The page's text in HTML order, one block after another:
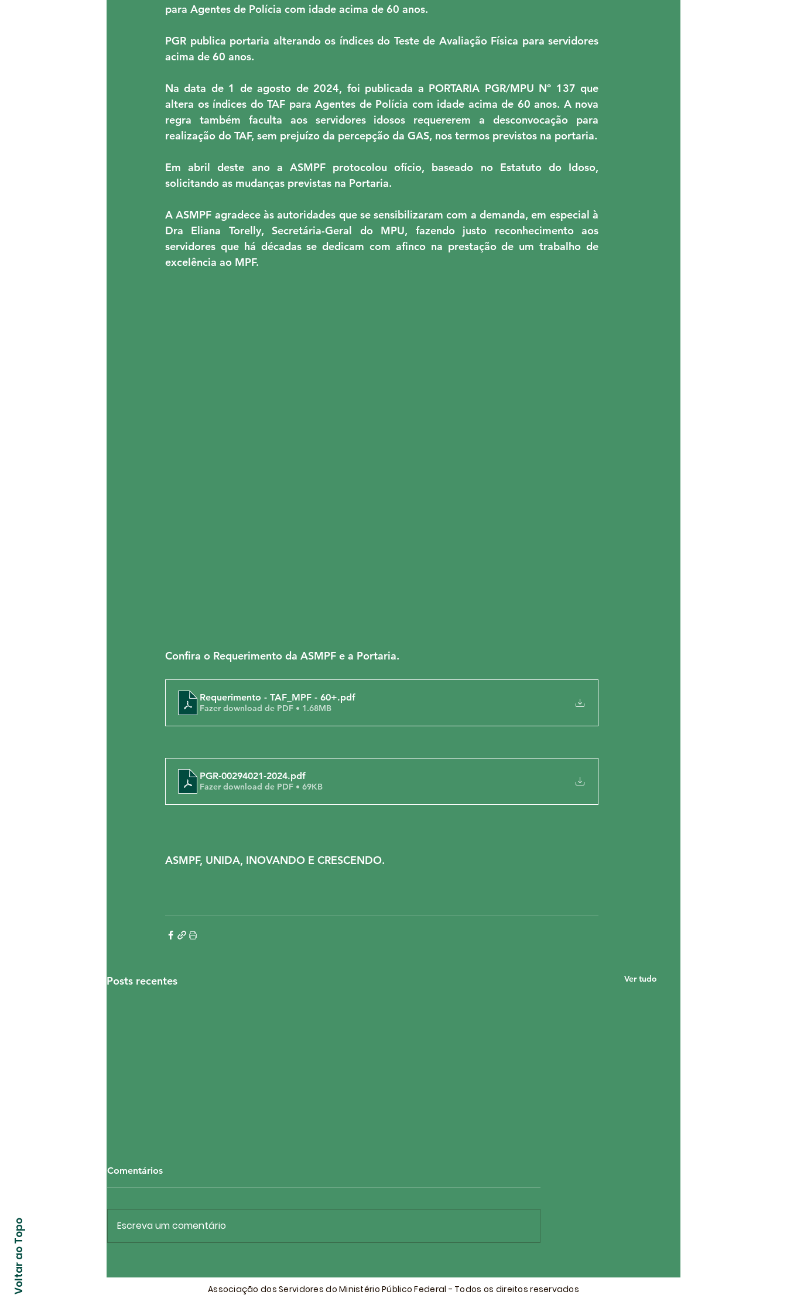
para Agentes de Polícia com idade acima de 60 anos.
PGR publica portaria alterando os índices do Teste de Avaliação Física para servidores
acima de 60 anos.
Na data de 1 de agosto de 2024, foi publicada a PORTARIA PGR/MPU Nº 137 que
altera os índices do TAF para Agentes de Polícia com idade acima de 60 anos. A nova
regra também faculta aos servidores idosos requererem a desconvocação para
realização do TAF, sem prejuízo da percepção da GAS, nos termos previstos na portaria.
Em abril deste ano a ASMPF protocolou ofício, baseado no Estatuto do Idoso,
solicitando as mudanças previstas na Portaria.
A ASMPF agradece às autoridades que se sensibilizaram com a demanda, em especial à
Dra Eliana Torelly, Secretária-Geral do MPU, fazendo justo reconhecimento aos
servidores que há décadas se dedicam com afinco na prestação de um trabalho de
excelência ao MPF.
Confira o Requerimento da ASMPF e a Portaria.
Requerimento - TAF_MPF - 60+.pdf
Fazer download de PDF • 1.68MB
PGR-00294021-2024.pdf
Fazer download de PDF • 69KB
ASMPF, UNIDA, INOVANDO E CRESCENDO.
Posts recentes Ver tudo
estratégica com três
renomados escritórios para
PAIS
Procuradoria da República
na Paraíba e destaca marco
Comentários
Escreva um comentário
Voltar ao Topo Associação dos Servidores do Ministério Público Federal - Todos os direitos reservados